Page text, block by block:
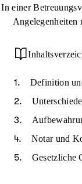
In einer
Angelegenheiten
Definition
Notar und
Gesetzliche